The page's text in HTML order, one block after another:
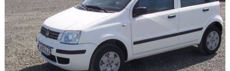
Flottes
Auto
Services